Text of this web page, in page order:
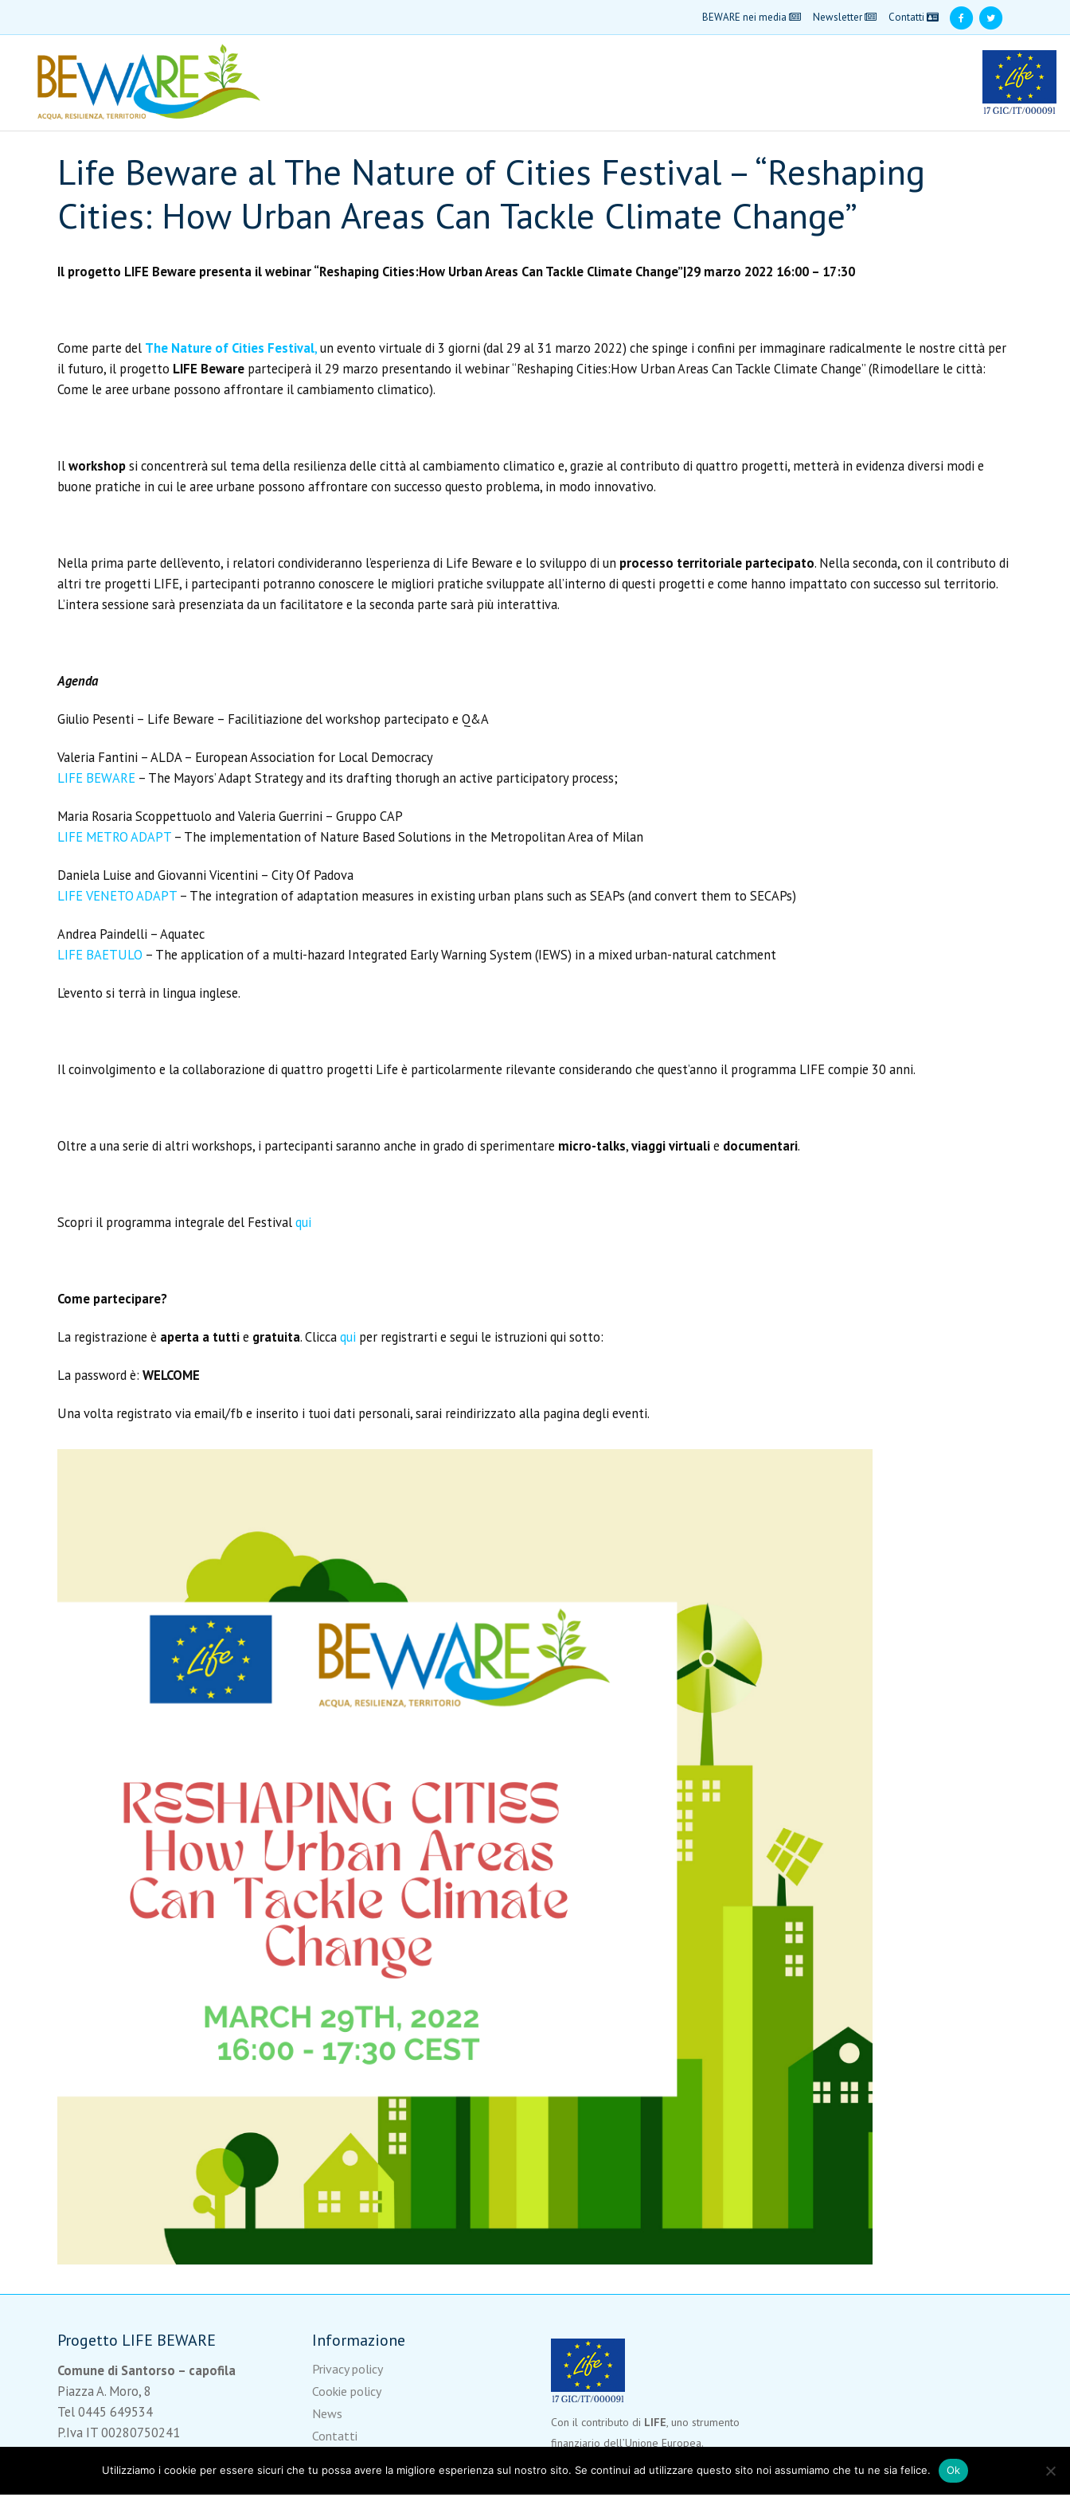
BEWARE nei media Newsletter Contatti
Life Beware al The Nature of Cities Festival – “Reshaping
Cities: How Urban Areas Can Tackle Climate Change”
Il progetto LIFE Beware presenta il webinar “Reshaping Cities:How Urban Areas Can Tackle Climate Change”|29 marzo 2022 16:00 – 17:30
Come parte del The Nature of Cities Festival,un evento virtuale di 3 giorni (dal 29 al 31 marzo 2022) che spinge i confini per immaginare radicalmente le nostre città per
il futuro, il progetto LIFE Beware parteciperà il 29 marzo presentando il webinar “Reshaping Cities:How Urban Areas Can Tackle Climate Change” (Rimodellare le città:
Come le aree urbane possono affrontare il cambiamento climatico).
Ilworkshopsi concentrerà sul tema della resilienza delle città al cambiamento climatico e, grazie al contributo di quattro progetti, metterà in evidenza diversi modi e
buone pratiche in cui le aree urbane possono affrontare con successo questo problema, in modo innovativo.
Nella prima parte dell’evento, i relatori condivideranno l’esperienza di Life Beware e lo sviluppo di un processo territoriale partecipato. Nella seconda, con il contributo di
altri tre progetti LIFE, i partecipanti potranno conoscere le migliori pratiche sviluppate all’interno di questi progetti e come hanno impattato con successo sul territorio.
L’intera sessione sarà presenziata da un facilitatore e la seconda parte sarà più interattiva.
Agenda
Giulio Pesenti – Life Beware – Facilitiazione del workshop partecipato e Q&A
Valeria Fantini – ALDA – European Association for Local Democracy
LIFE BEWARE – The Mayors’ Adapt Strategy and its drafting thorugh an active participatory process;
Maria Rosaria Scoppettuolo and Valeria Guerrini – Gruppo CAP
LIFE METRO ADAPT – The implementation of Nature Based Solutions in the Metropolitan Area of Milan
Daniela Luise and Giovanni Vicentini – City Of Padova
LIFE VENETO ADAPT – The integration of adaptation measures in existing urban plans such as SEAPs (and convert them to SECAPs)
Andrea Paindelli – Aquatec
LIFE BAETULO – The application of a multi-hazard Integrated Early Warning System (IEWS) in a mixed urban-natural catchment
L’evento si terrà in lingua inglese.
Il coinvolgimento e la collaborazione di quattro progetti Life è particolarmente rilevante considerando che quest’anno il programma LIFE compie 30 anni.
Oltre a una serie di altri workshops, i partecipanti saranno anche in grado di sperimentare micro-talks,viaggi virtualie documentari.
Scopri il programma integrale del Festivalqui
Come partecipare?
La registrazione è aperta a tuttie gratuita. Cliccaqui per registrarti e segui le istruzioni qui sotto:
La password è: WELCOME
Una volta registrato via email/fb e inserito i tuoi dati personali, sarai reindirizzato alla pagina degli eventi.
Progetto LIFE BEWARE
Comune di Santorso – capofila
Piazza A. Moro, 8
Tel 0445 649534
P.Iva IT 00280750241
Informazione
Privacy policy
Cookie policy
News
Contatti
Con il contributo di LIFE, uno strumento
finanziario dell’Unione Europea.
Utilizziamo i cookie per essere sicuri che tu possa avere la migliore esperienza sul nostro sito. Se continui ad utilizzare questo sito noi assumiamo che tu ne sia felice. Ok